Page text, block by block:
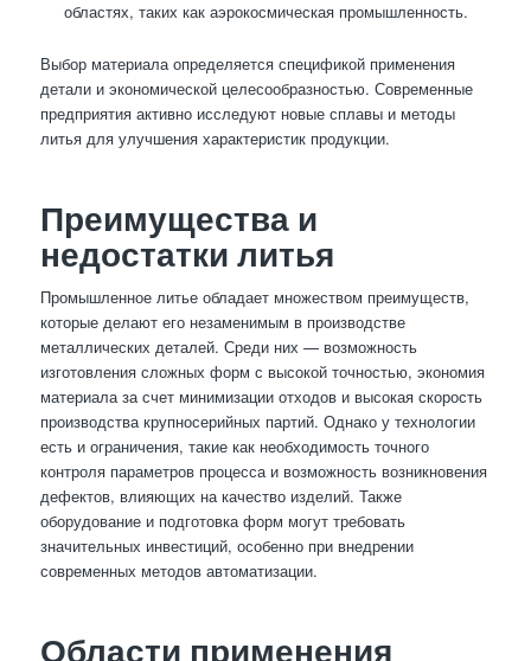
областях, таких как аэрокосмическая промышленность.
Выбор материала определяется спецификой применения
детали и экономической целесообразностью. Современные
предприятия активно исследуют новые сплавы и методы
литья для улучшения характеристик продукции.
Преимущества и
недостатки литья
Промышленное литье обладает множеством преимуществ,
которые делают его незаменимым в производстве
металлических деталей. Среди них — возможность
изготовления сложных форм с высокой точностью, экономия
материала за счет минимизации отходов и высокая скорость
производства крупносерийных партий. Однако у технологии
есть и ограничения, такие как необходимость точного
контроля параметров процесса и возможность возникновения
дефектов, влияющих на качество изделий. Также
оборудование и подготовка форм могут требовать
значительных инвестиций, особенно при внедрении
современных методов автоматизации.
Области применения